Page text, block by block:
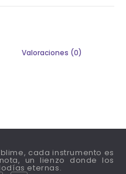
Valoraciones (0)
cada instrumento es
un lienzo donde los
eternas.